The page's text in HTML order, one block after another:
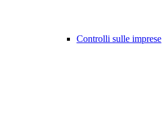
Controlli sulle imprese